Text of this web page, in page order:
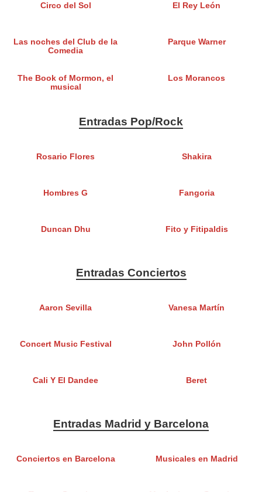
Circo del Sol El Rey León
Las noches del Club de la
Comedia
Parque Warner
The Book of Mormon, el
musical
Los Morancos
Entradas Pop/Rock
Rosario Flores Shakira
Hombres G Fangoria
Duncan Dhu Fito y Fitipaldis
Entradas Conciertos
Aaron Sevilla Vanesa Martín
Concert Music Festival John Pollón
Cali Y El Dandee Beret
Entradas Madrid y Barcelona
Conciertos en Barcelona Musicales en Madrid